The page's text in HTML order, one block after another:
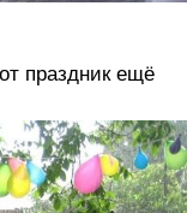
праздник ещё